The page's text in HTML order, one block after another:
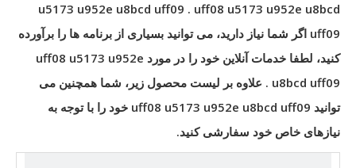
u5173 u952e u8bcd uff09 . uff08 u5173 u952e u8bcd
uff09 اگر شما نیاز دارید، می توانید بسیاری از برنامه ها را برآورده
کنید، لطفا خدمات آنلاین خود را در مورد uff08 u5173 u952e
u8bcd uff09 . علاوه بر لیست محصول زیر، شما همچنین می
توانید uff08 u5173 u952e u8bcd uff09 خود را با توجه به
نیازهای خاص خود سفارشی کنید.